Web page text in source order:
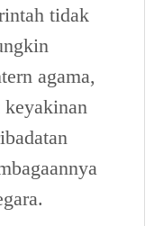
tidak
agama,